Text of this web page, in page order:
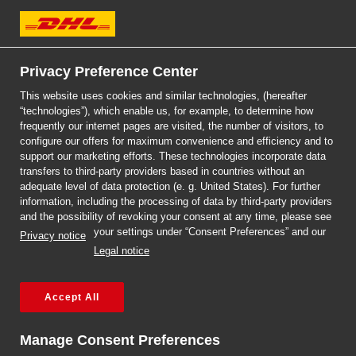
DHL Express
Jak sprzedawać online
za granicę? Sprawdź
nasz poradnik.
Przeczytaj więcej!
Previous Next
Tag:bezpieczeństwo
Certyfikat TAPA w trzech
jednostkach DHL Express
Trzy placówki DHL Express, w Toruniu, Lublinie i Rzeszowie, zdobyły
Privacy Preference Center
This website uses cookies and similar technologies, (hereafter
“technologies”), which enable us, for example, to determine how
frequently our internet pages are visited, the number of visitors, to
configure our offers for maximum convenience and efficiency and to
support our marketing efforts. These technologies incorporate data
transfers to third-party providers based in countries without an
adequate level of data protection (e. g. United States). For further
information, including the processing of data by third-party providers
and the possibility of revoking your consent at any time, please see
your settings under “Consent Preferences” and our
Privacy notice
Legal notice
Accept All
Manage Consent Preferences